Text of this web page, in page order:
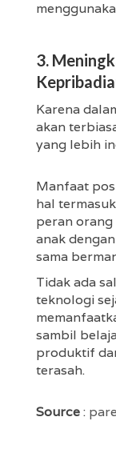
3.
Karena
akan
yang lebih
Manfaat
hal
peran
anak
sama
Tidak ada
teknologi
sambil
produktif
terasah.
Source: